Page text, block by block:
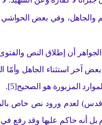
وفي بعض الحواشي
أن إطلاق النص
استثناء الجاهل وأمّا
المزبورة هو الصحيح[5].
(قدس) لعدم ورود نص خاص
أنه حاكم عليها وقد رفع